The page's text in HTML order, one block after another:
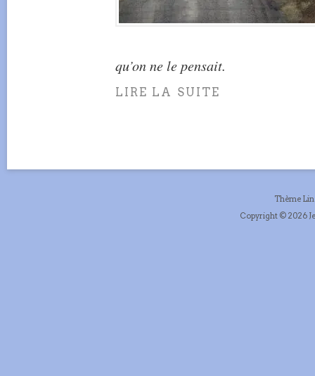
qu’on ne le pensait.
LIRE LA SUITE
Thème
Copyright © 2026